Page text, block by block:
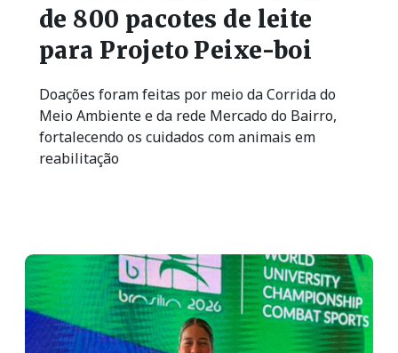
de 800 pacotes de leite
para Projeto Peixe-boi
Doações foram feitas por meio da Corrida do
Meio Ambiente e da rede Mercado do Bairro,
fortalecendo os cuidados com animais em
reabilitação